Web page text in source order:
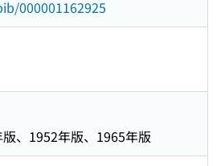
000001162925
、1952年版、1965年版